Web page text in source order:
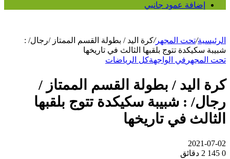
إضافة عمود جانبي
الرئيسية/تحت المجهر/كرة اليد / بطولة القسم الممتاز /رجال/ :
شبيبة سكيكدة تتوج بلقبها الثالث في تاريخها
تحت المجهر في الواجهةكل الرياضات
كرة اليد / بطولة القسم الممتاز /
رجال/ : شبيبة سكيكدة تتوج بلقبها
الثالث في تاريخها
2021-07-02
0
2 دقائق